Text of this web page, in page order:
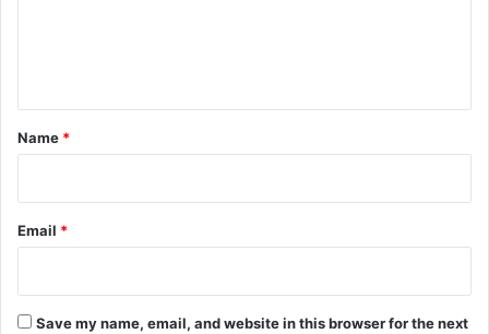
*
Name *
Email *
Save my name, email, and website in this browser for the next